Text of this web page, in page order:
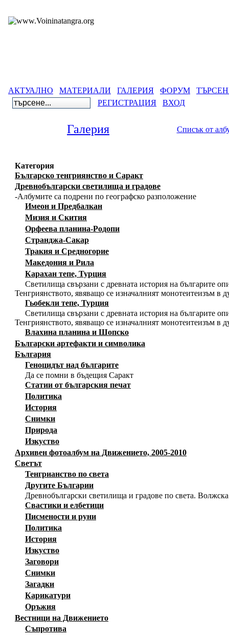
АКТУАЛНО МАТЕРИАЛИ ГАЛЕРИЯ ФОРУМ
РЕГИСТРАЦИЯ
ВХОД
Галерия Списък от
Категория
Българско тенгриянство и Саракт
Древнобългарски светилища и градове
-Албумите са подрени по географско разположение
Имеон и Предбалкан
Мизия и Скития
Орфеева планина-Родопи
Странджа-Сакар
Тракия и Средногорие
Македония и Рила
Карахан тепе, Турция
Светилища свързани с древната история на българите
Тенгриянството, явяващо се изначалният монотеитеизъм в
Гьобекли тепе, Турция
Светилища свързани с древната история на българите
Тенгриянството, явяващо се изначалният монотеитеизъм в
Влахина планина и Шопско
Български артефакти и символика
България
Геноцидът над българите
Да се помни в бъдещия Саракт
Статии от българския печат
Политика
История
Снимки
Природа
Изкуство
Архивен фотоалбум на Движението, 2005-2010
Светът
Тенгрианство по света
Другите Българии
Древнобългарски светилища и градове по света.
Свастики и елбетици
Писмености и руни
Политика
История
Изкуство
Заговори
Снимки
Загадки
Карикатури
Оръжия
Вестници на Движението
Съпротива